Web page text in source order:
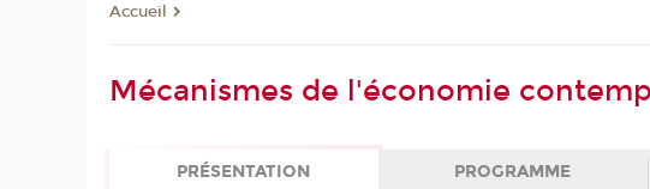
Accueil
Mécanismes de l'économie
PRÉSENTATION PROGRAMME